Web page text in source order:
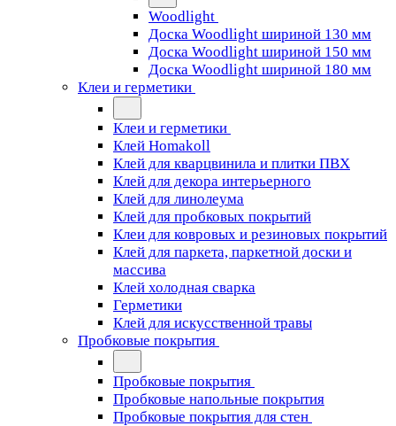
Woodlight
Доска Woodlight шириной 130 мм
Доска Woodlight шириной 150 мм
Доска Woodlight шириной 180 мм
Клеи и герметики
Клеи и герметики
Клей Homakoll
Клей для кварцвинила и плитки ПВХ
Клей для декора интерьерного
Клей для линолеума
Клей для пробковых покрытий
Клеи для ковровых и резиновых покрытий
Клей для паркета, паркетной доски и
массива
Клей холодная сварка
Герметики
Клей для искусственной травы
Пробковые покрытия
Пробковые покрытия
Пробковые напольные покрытия
Пробковые покрытия для стен